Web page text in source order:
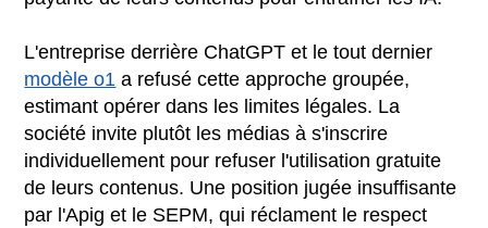
L'entreprise derrière ChatGPT et le tout dernier
modèle o1 a refusé cette approche groupée,
estimant opérer dans les limites légales. La
société invite plutôt les médias à s'inscrire
individuellement pour refuser l'utilisation gratuite
de leurs contenus. Une position jugée insuffisante
par l'Apig et le SEPM, qui réclament le respect